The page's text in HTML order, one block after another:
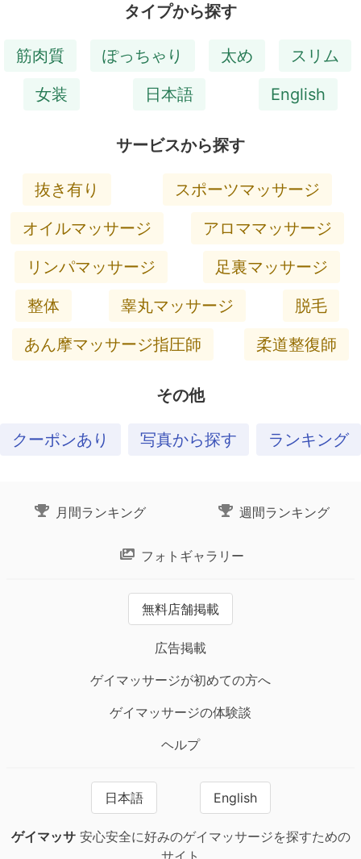
タイプから探す
筋肉質 ぽっちゃり 太め
スリム
女装
日本語 English
サービスから探す
抜き有り
スポーツマッサージ
オイルマッサージ
アロママッサージ
リンパマッサージ
足裏マッサージ
整体
睾丸マッサージ
脱毛
あん摩マッサージ指圧師
柔道整復師
その他
クーポンあり 写真から探す ランキング
月間ランキング 週間ランキング
フォトギャラリー
無料店舗掲載
広告掲載
ゲイマッサージが初めての方へ
ゲイマッサージの体験談
ヘルプ
日本語 English
ゲイマッサ安心安全に好みのゲイマッサージを探すための
サイト